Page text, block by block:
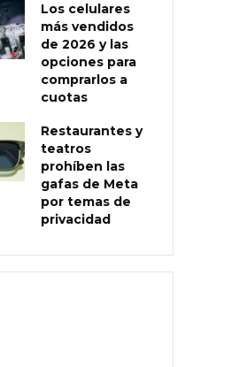
Los celulares
más vendidos
de 2026 y las
opciones para
comprarlos a
cuotas
Restaurantes y
teatros
prohíben las
gafas de Meta
por temas de
privacidad